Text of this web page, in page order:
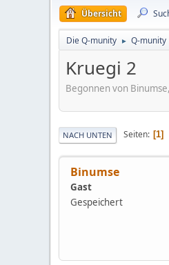
Übersicht
Die Q-munity ► Q-munity
Kruegi 2
Begonnen von
NACH UNTEN Seiten 1
Binumse
Gast
Gespeichert